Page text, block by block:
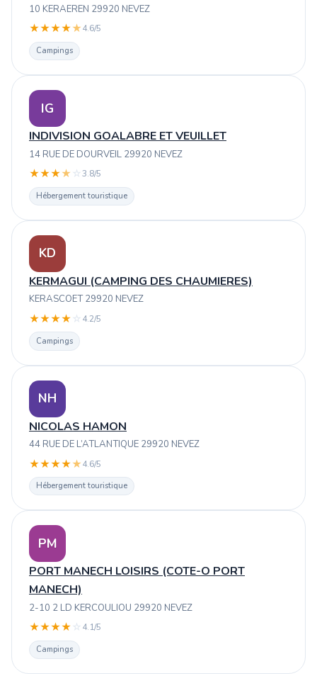
10 KERAEREN 29920 NEVEZ
★★★★★4.6/5
Campings
IG
INDIVISION GOALABRE ET VEUILLET
14 RUE DE DOURVEIL 29920 NEVEZ
★★★★ ☆3.8/5
Hébergement touristique
KD
KERMAGUI (CAMPING DES CHAUMIERES)
KERASCOET 29920 NEVEZ
★★★★ ☆ 4.2/5
Campings
NH
NICOLAS HAMON
44 RUE DE L’ATLANTIQUE 29920 NEVEZ
★★★★★4.6/5
Hébergement touristique
PM
PORT MANECH LOISIRS (COTE-O PORT
MANECH)
2-10 2 LD KERCOULIOU 29920 NEVEZ
★★★★ ☆ 4.1/5
Campings